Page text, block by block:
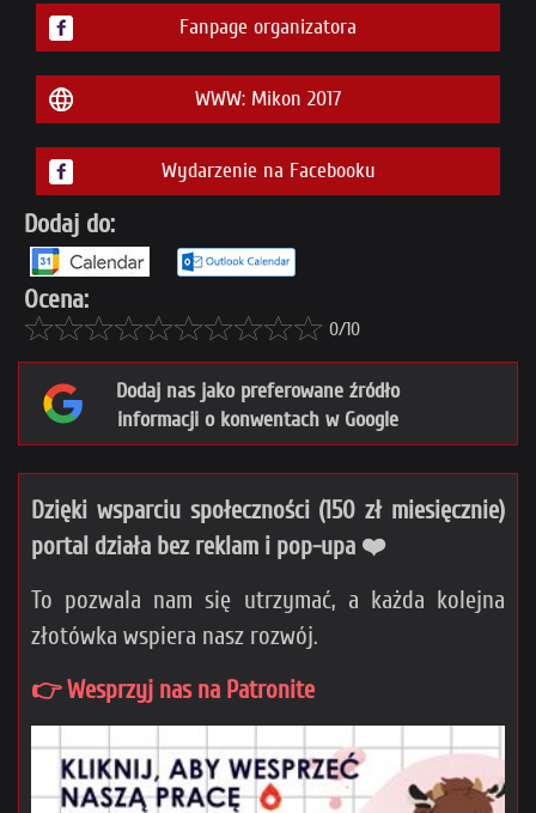
Fanpage organizatora
WWW: Mikon 2017
Wydarzenie na Facebooku
Dodaj do:
Ocena:
0/10
Dodaj nas jako preferowane źródło
informacji o konwentach w Google
Dzięki wsparciu społeczności (150 zł miesięcznie)
portal działa bez reklam i pop-upa ❤️
To pozwala nam się utrzymać, a każda kolejna
złotówka wspiera nasz rozwój.
👉 Wesprzyj nas na Patronite